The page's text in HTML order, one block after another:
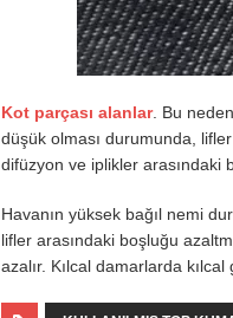
Kot parçası alanlar. Bu
düşük olması durumunda,
difüzyon ve iplikler arasındaki
Havanın yüksek bağıl nemi
lifler arasındaki boşluğu
azalır. Kılcal damarlarda